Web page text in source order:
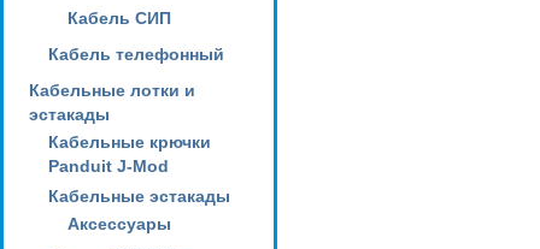
Кабель СИП
Кабель телефонный
Кабельные лотки и
эстакады
Кабельные крючки
Panduit J-Mod
Кабельные эстакады
Аксессуары